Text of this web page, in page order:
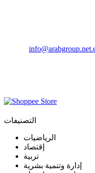
التصنيفات
الرياضيات
إقتصاد
تربية
إدارة وتنمية بشرية